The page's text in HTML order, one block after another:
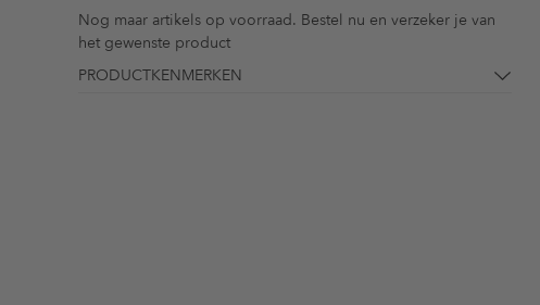
Nog maar artikels op voorraad. Bestel nu en verzeker je van
het gewenste product
PRODUCTKENMERKEN